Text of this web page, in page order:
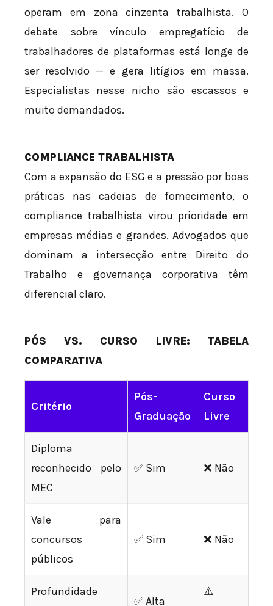
operam em zona cinzenta trabalhista. O
debate sobre vínculo empregatício de
trabalhadores de plataformas está longe de
ser resolvido — e gera litígios em massa.
Especialistas nesse nicho são escassos e
muito demandados.
COMPLIANCE TRABALHISTA
Com a expansão do ESG e a pressão por boas
práticas nas cadeias de fornecimento, o
compliance trabalhista virou prioridade em
empresas médias e grandes. Advogados que
dominam a intersecção entre Direito do
Trabalho e governança corporativa têm
diferencial claro.
PÓS VS. CURSO LIVRE: TABELA
COMPARATIVA
Critério
Pós-
Graduação
Curso
Livre
Diploma
reconhecido pelo
MEC
✅ Sim ❌ Não
Vale para
concursos
públicos
✅ Sim ❌ Não
Profundidade
✅ Alta
⚠️